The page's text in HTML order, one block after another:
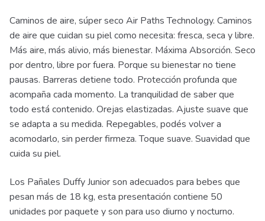
Caminos de aire, súper seco Air Paths Technology. Caminos
de aire que cuidan su piel como necesita: fresca, seca y libre.
Más aire, más alivio, más bienestar. Máxima Absorción. Seco
por dentro, libre por fuera. Porque su bienestar no tiene
pausas. Barreras detiene todo. Protección profunda que
acompaña cada momento. La tranquilidad de saber que
todo está contenido. Orejas elastizadas. Ajuste suave que
se adapta a su medida. Repegables, podés volver a
acomodarlo, sin perder firmeza. Toque suave. Suavidad que
cuida su piel.
Los Pañales Duffy Junior son adecuados para bebes que
pesan más de 18 kg, esta presentación contiene 50
unidades por paquete y son para uso diurno y nocturno.